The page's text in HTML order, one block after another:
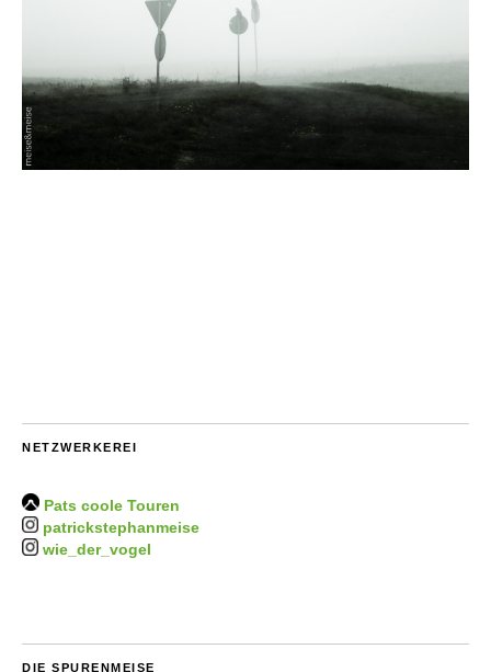
NETZWERKEREI
Pats coole Touren
patrickstephanmeise
wie_der_vogel
DIE SPURENMEISE